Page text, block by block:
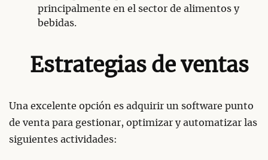
principalmente en el sector de alimentos y
bebidas.
Estrategias de ventas
Una excelente opción es adquirir un software punto
de venta para gestionar, optimizar y automatizar las
siguientes actividades: